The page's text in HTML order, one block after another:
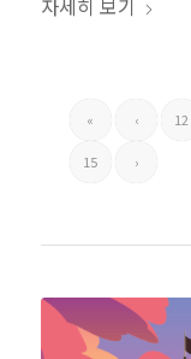
« ‹ 12
15 ›